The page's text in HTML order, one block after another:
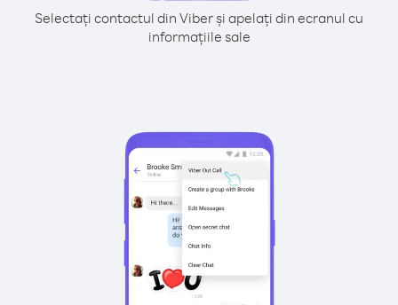
Selectați contactul din Viber și apelați din ecranul cu
informațiile sale